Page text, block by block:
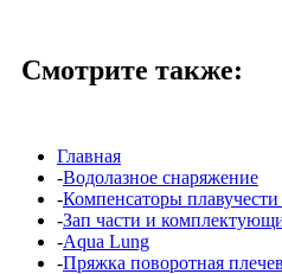
Смотрите также:
Главная
-Водолазное снаряжение
-Компенсаторы
-Зап части и
-Aqua Lung
-Пряжка поворотная